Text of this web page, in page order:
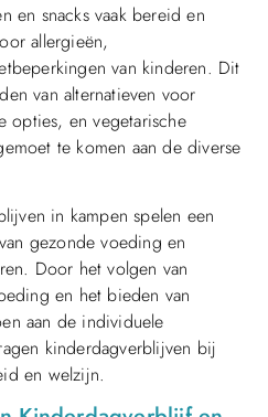
en snacks vaak bereid en
allergieën,
van kinderen. Dit
van alternatieven voor
opties, en vegetarische
te komen aan de diverse
in kampen spelen een
gezonde voeding en
Door het volgen van
en het bieden van
aan de individuele
kinderdagverblijven bij
en welzijn.